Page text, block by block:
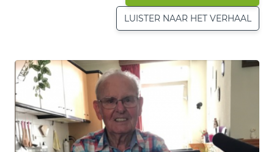
LUISTER NAAR HET VERHAAL